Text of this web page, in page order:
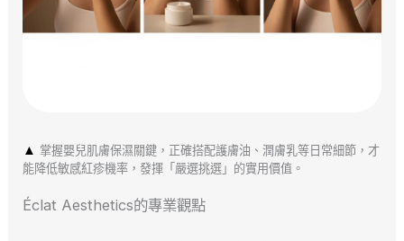
▲ 掌握嬰兒肌膚保濕關鍵，正確搭配護膚油、潤膚乳等日常細節，才
能降低敏感紅疹機率，發揮「嚴選挑選」的實用價值。
Éclat Aesthetics的專業觀點